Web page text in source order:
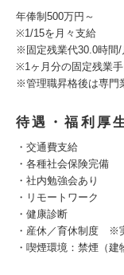
年俸制500万円～
※1/15を月々支給
※固定残業代30.0時間
※1ヶ月分の固定残業
※管理職昇格後は専門
待遇・福利厚
・交通費支給
・各種社会保険完備
・社内勉強会あり
・リモートワーク
・健康診断
・産休／育休制度 ※
・喫煙環境：禁煙（建